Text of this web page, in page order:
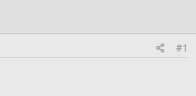
w
#1